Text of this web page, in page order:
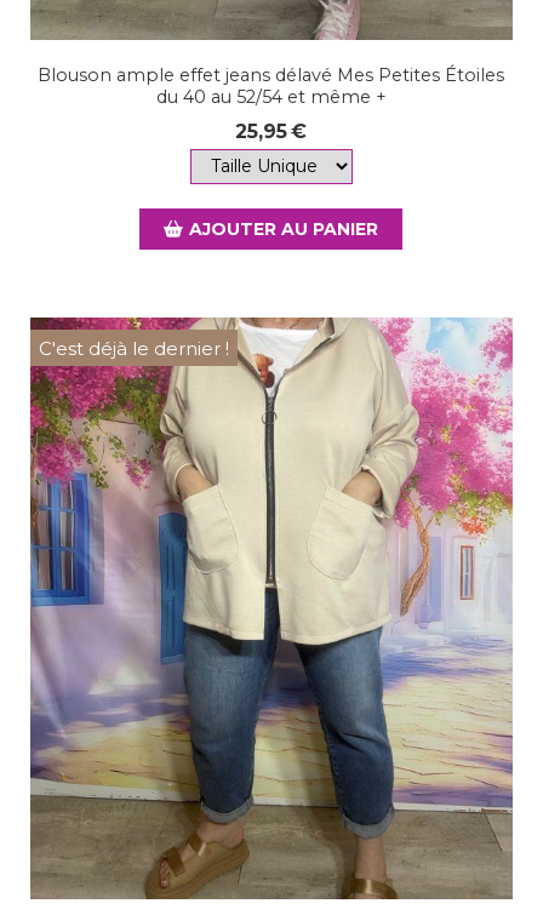
Blouson ample effet jeans délavé Mes Petites Étoiles
du 40 au 52/54 et même +
25,95€
AJOUTER AU PANIER
C'est déjà le dernier !